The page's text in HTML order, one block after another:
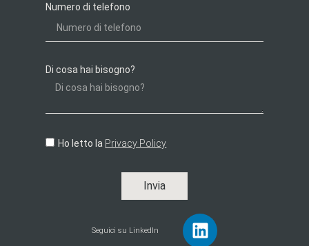
Numero di telefono
Di cosa hai bisogno?
Ho letto la Privacy Policy
Invia
Seguici su LinkedIn